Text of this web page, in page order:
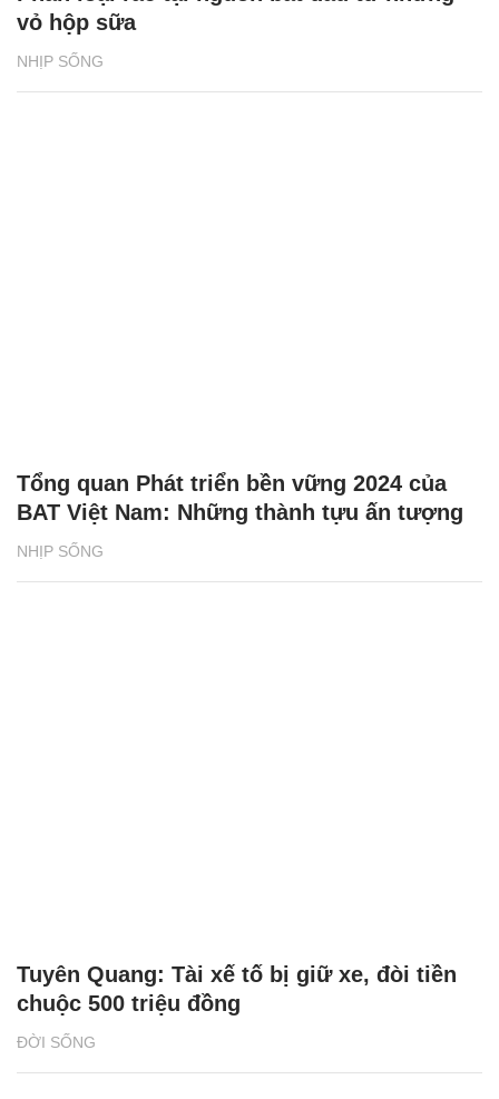
NHỊP SỐNG
vỏ hộp sữa
NHỊP SỐNG
Tổng quan Phát triển bền vững 2024 của
BAT Việt Nam: Những thành tựu ấn tượng
ĐỜI SỐNG
Tuyên Quang: Tài xế tố bị giữ xe, đòi tiền
chuộc 500 triệu đồng